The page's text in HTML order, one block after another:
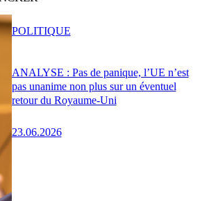
ANALYSE : Pas de panique, l’UE n’est
pas unanime non plus sur un éventuel
retour du Royaume-Uni
23.06.2026
POLITIQUE